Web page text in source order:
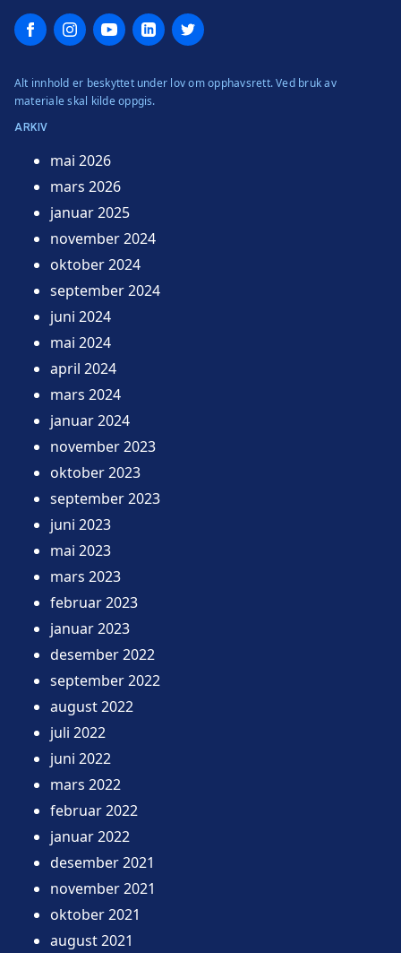
FacebookInstagramYouTubeLinkedInTwitter
Alt innhold er beskyttet under lov om opphavsrett. Ved bruk av
materiale skal kilde oppgis.
ARKIV
mai 2026
mars 2026
januar 2025
november 2024
oktober 2024
september 2024
juni 2024
mai 2024
april 2024
mars 2024
januar 2024
november 2023
oktober 2023
september 2023
juni 2023
mai 2023
mars 2023
februar 2023
januar 2023
desember 2022
september 2022
august 2022
juli 2022
juni 2022
mars 2022
februar 2022
januar 2022
desember 2021
november 2021
oktober 2021
august 2021